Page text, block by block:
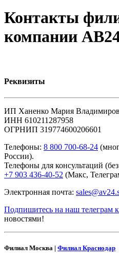
Контакты
компании
Реквизиты
ИП Ханенко Мария
ИНН 610211287958
ОГРНИП 319774600206601
Телефоны: 8 800 700-68-24
России).
Телефоны для консультаций
+7 903 436-40-52 (Макс,
Электронная почта:
Подпишитесь на наш телеграм
новостями!
Филиал Москва | Филиал Краснодар